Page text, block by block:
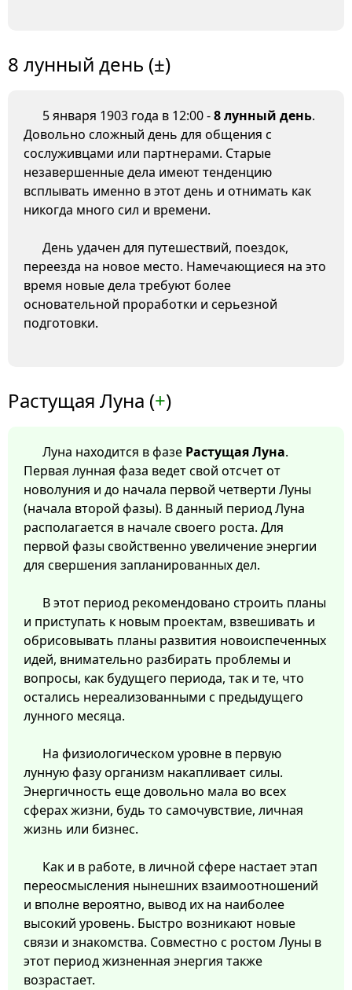
8 лунный день (±)
5 января 1903 года в 12:00 -8 лунный день.
Довольно сложный день для общения с
сослуживцами или партнерами. Старые
незавершенные дела имеют тенденцию
всплывать именно в этот день и отнимать как
никогда много сил и времени.
День удачен для путешествий, поездок,
переезда на новое место. Намечающиеся на это
время новые дела требуют более
основательной проработки и серьезной
подготовки.
Растущая Луна (+)
Луна находится в фазе Растущая Луна.
Первая лунная фаза ведет свой отсчет от
новолуния и до начала первой четверти Луны
(начала второй фазы). В данный период Луна
располагается в начале своего роста. Для
первой фазы свойственно увеличение энергии
для свершения запланированных дел.
В этот период рекомендовано строить планы
и приступать к новым проектам, взвешивать и
обрисовывать планы развития новоиспеченных
идей, внимательно разбирать проблемы и
вопросы, как будущего периода, так и те, что
остались нереализованными с предыдущего
лунного месяца.
На физиологическом уровне в первую
лунную фазу организм накапливает силы.
Энергичность еще довольно мала во всех
сферах жизни, будь то самочувствие, личная
жизнь или бизнес.
Как и в работе, в личной сфере настает этап
переосмысления нынешних взаимоотношений
и вполне вероятно, вывод их на наиболее
высокий уровень. Быстро возникают новые
связи и знакомства. Совместно с ростом Луны в
этот период жизненная энергия также
возрастает.